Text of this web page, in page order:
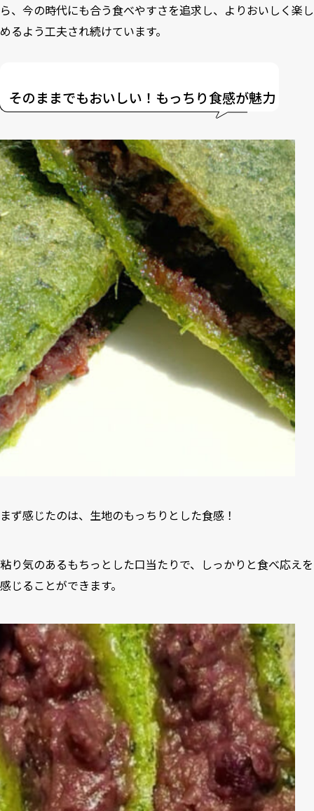
ら、今の時代にも合う食べやすさを追求し、よりおいしく楽し
めるよう工夫され続けています。
そのままでもおいしい！もっちり食感が魅力
まず感じたのは、生地のもっちりとした食感！
粘り気のあるもちっとした口当たりで、しっかりと食べ応えを
感じることができます。